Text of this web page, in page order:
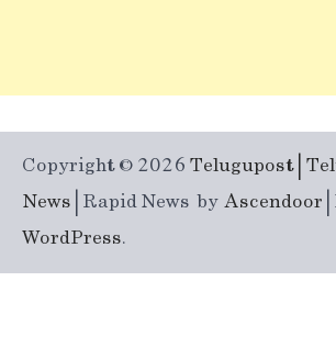
Copyright © 2026 Telugupost |
News | Rapid News byAscendoor
WordPress.